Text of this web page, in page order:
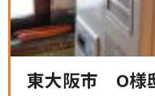
東大阪市 O様